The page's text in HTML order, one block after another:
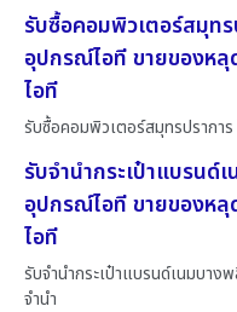
รับซื้อคอมพิวเตอร์สมุท
อุปกรณ์ไอที ขายของห
ไอที
รับซื้อคอมพิวเตอร์สมุทรปราการ
รับจำนำกระเป๋าแบรนด์
อุปกรณ์ไอที ขายของห
ไอที
รับจำนำกระเป๋าแบรนด์เนมบาง
จำนำ